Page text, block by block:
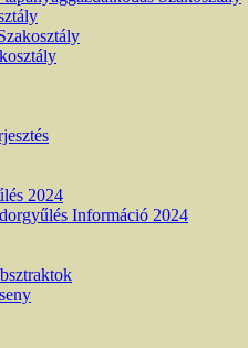
2024
Információ 2024